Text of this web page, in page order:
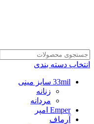
انتخاب دسته بندی
33mil سایز مینی
زنانه
مردانه
Emper امپر
آرماف